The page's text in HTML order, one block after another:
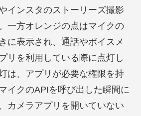
インスタのストーリーズ撮影
一方オレンジの点はマイクの
に表示され、通話やボイスメ
リを利用している際に点灯し
は、アプリが必要な権限を持
イクのAPIを呼び出した瞬間に
カメラアプリを開いていない